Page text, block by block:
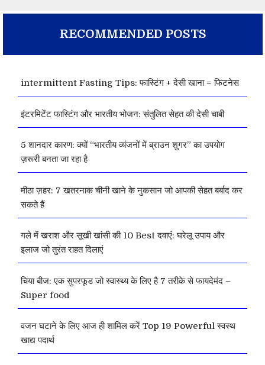
RECOMMENDED POSTS
intermittent Fasting Tips: फास्टिंग + देसी खाना = फिटनेस
इंटरमिटेंट फास्टिंग और भारतीय भोजन: संतुलित सेहत की देसी चाबी
5 शानदार कारण: क्यों “भारतीय व्यंजनों में ब्राउन शुगर” का उपयोग
ज़रूरी बनता जा रहा है
मीठा ज़हर: 7 खतरनाक चीनी खाने के नुकसान जो आपकी सेहत बर्बाद कर
सकते हैं
गले में खराश और सूखी खांसी की 10 Best दवाएं: घरेलू उपाय और
इलाज जो तुरंत राहत दिलाएं
चिया बीज: एक सुपरफूड जो स्वास्थ्य के लिए है 7 तरीके से फायदेमंद –
Super food
वजन घटाने के लिए आज ही शामिल करें Top 19 Powerful स्वस्थ
खाद्य पदार्थ